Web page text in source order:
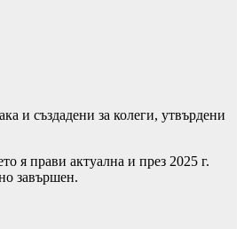
и създадени за колеги, утвърдени
я прави актуална и през 2025 г.
завършен.